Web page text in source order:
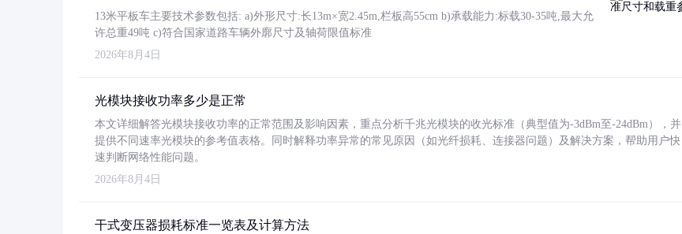
13米平板车主要技术参数包括: a)外形尺寸:长13m×宽2.45m,栏板高55cm b)承载能力:标载30-35吨,最大允
许总重49吨 c)符合国家道路车辆外廓尺寸及轴荷限值标准
2026年8月4日
光模块接收功率多少是正常
本文详细解答光模块接收功率的正常范围及影响因素，重点分析千兆光模块的收光标准（典型值为-3dBm至-24dBm），并
提供不同速率光模块的参考值表格。同时解释功率异常的常见原因（如光纤损耗、连接器问题）及解决方案，帮助用户快
速判断网络性能问题。
2026年8月4日
干式变压器损耗标准一览表及计算方法